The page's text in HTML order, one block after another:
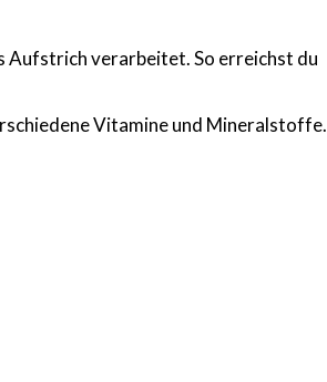
Aufstrich verarbeitet. So erreichst du
Vitamine und Mineralstoffe.